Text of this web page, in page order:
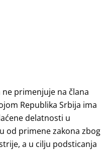
primenjuje na člana
Republika Srbija ima
delatnosti u
od primene zakona zbog
a u cilju podsticanja